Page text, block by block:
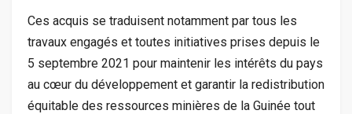
Ces acquis se traduisent notamment par tous les
travaux engagés et toutes initiatives prises depuis le
5 septembre 2021 pour maintenir les intérêts du pays
au cœur du développement et garantir la redistribution
équitable des ressources minières de la Guinée tout